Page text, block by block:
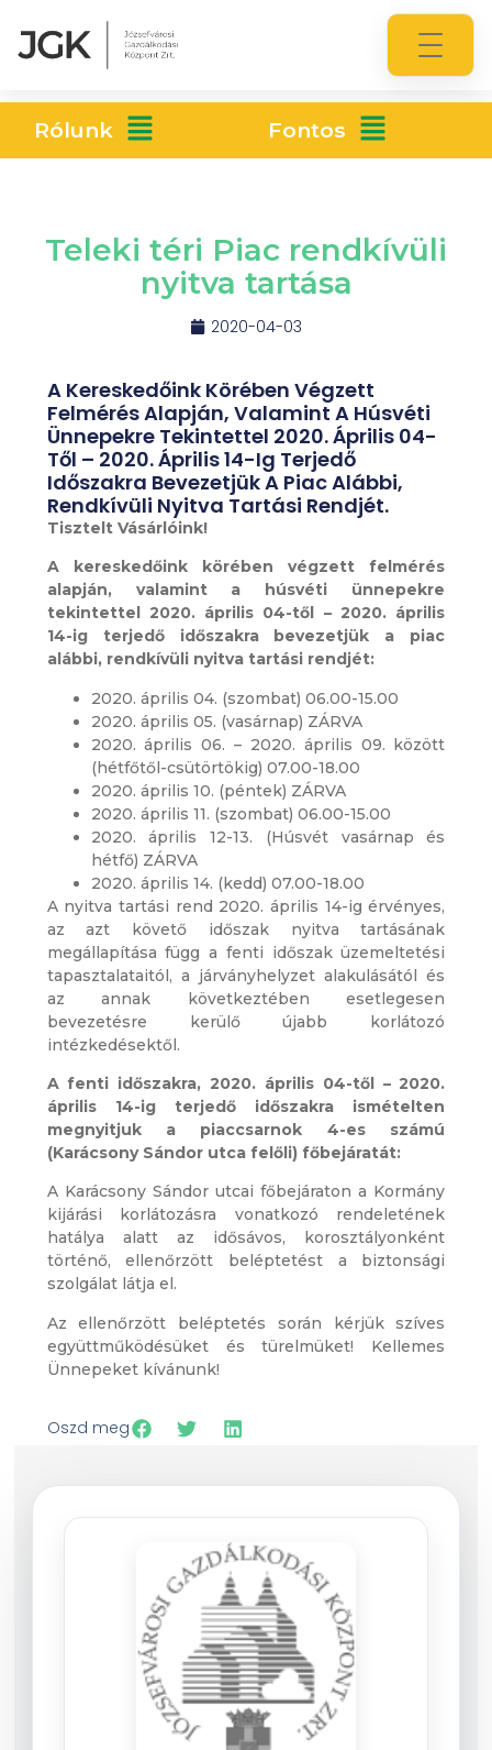
Rólunk Fontos
Teleki téri Piac rendkívüli
nyitva tartása
2020-04-03
A Kereskedőink Körében Végzett
Felmérés Alapján, Valamint A Húsvéti
Ünnepekre Tekintettel 2020. Április 04-
Től – 2020. Április 14-Ig Terjedő
Időszakra Bevezetjük A Piac Alábbi,
Rendkívüli Nyitva Tartási Rendjét.
Tisztelt Vásárlóink!
A kereskedőink körében végzett felmérés
alapján, valamint a húsvéti ünnepekre
tekintettel 2020. április 04-től – 2020. április
14-ig terjedő időszakra bevezetjük a piac
alábbi, rendkívüli nyitva tartási rendjét:
2020. április 04. (szombat) 06.00-15.00
2020. április 05. (vasárnap) ZÁRVA
2020. április 06. – 2020. április 09. között
(hétfőtől-csütörtökig) 07.00-18.00
2020. április 10. (péntek) ZÁRVA
2020. április 11. (szombat) 06.00-15.00
2020. április 12-13. (Húsvét vasárnap és
hétfő) ZÁRVA
2020. április 14. (kedd) 07.00-18.00
A nyitva tartási rend 2020. április 14-ig érvényes,
az azt követő időszak nyitva tartásának
megállapítása függ a fenti időszak üzemeltetési
tapasztalataitól, a járványhelyzet alakulásától és
az annak következtében esetlegesen
bevezetésre kerülő újabb korlátozó
intézkedésektől.
A fenti időszakra, 2020. április 04-től – 2020.
április 14-ig terjedő időszakra ismételten
megnyitjuk a piaccsarnok 4-es számú
(Karácsony Sándor utca felőli) főbejáratát:
A Karácsony Sándor utcai főbejáraton a Kormány
kijárási korlátozásra vonatkozó rendeletének
hatálya alatt az idősávos, korosztályonként
történő, ellenőrzött beléptetést a biztonsági
szolgálat látja el.
Az ellenőrzött beléptetés során kérjük szíves
együttműködésüket és türelmüket! Kellemes
Ünnepeket kívánunk!
Oszd meg